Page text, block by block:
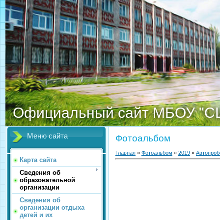
Официальный сайт МБОУ
Меню сайта
Карта сайта
Сведения об
образовательной
организации
Сведения об
организации отдыха
детей и их
Фотоальбом
Главная » Фотоальбом » 2019 »